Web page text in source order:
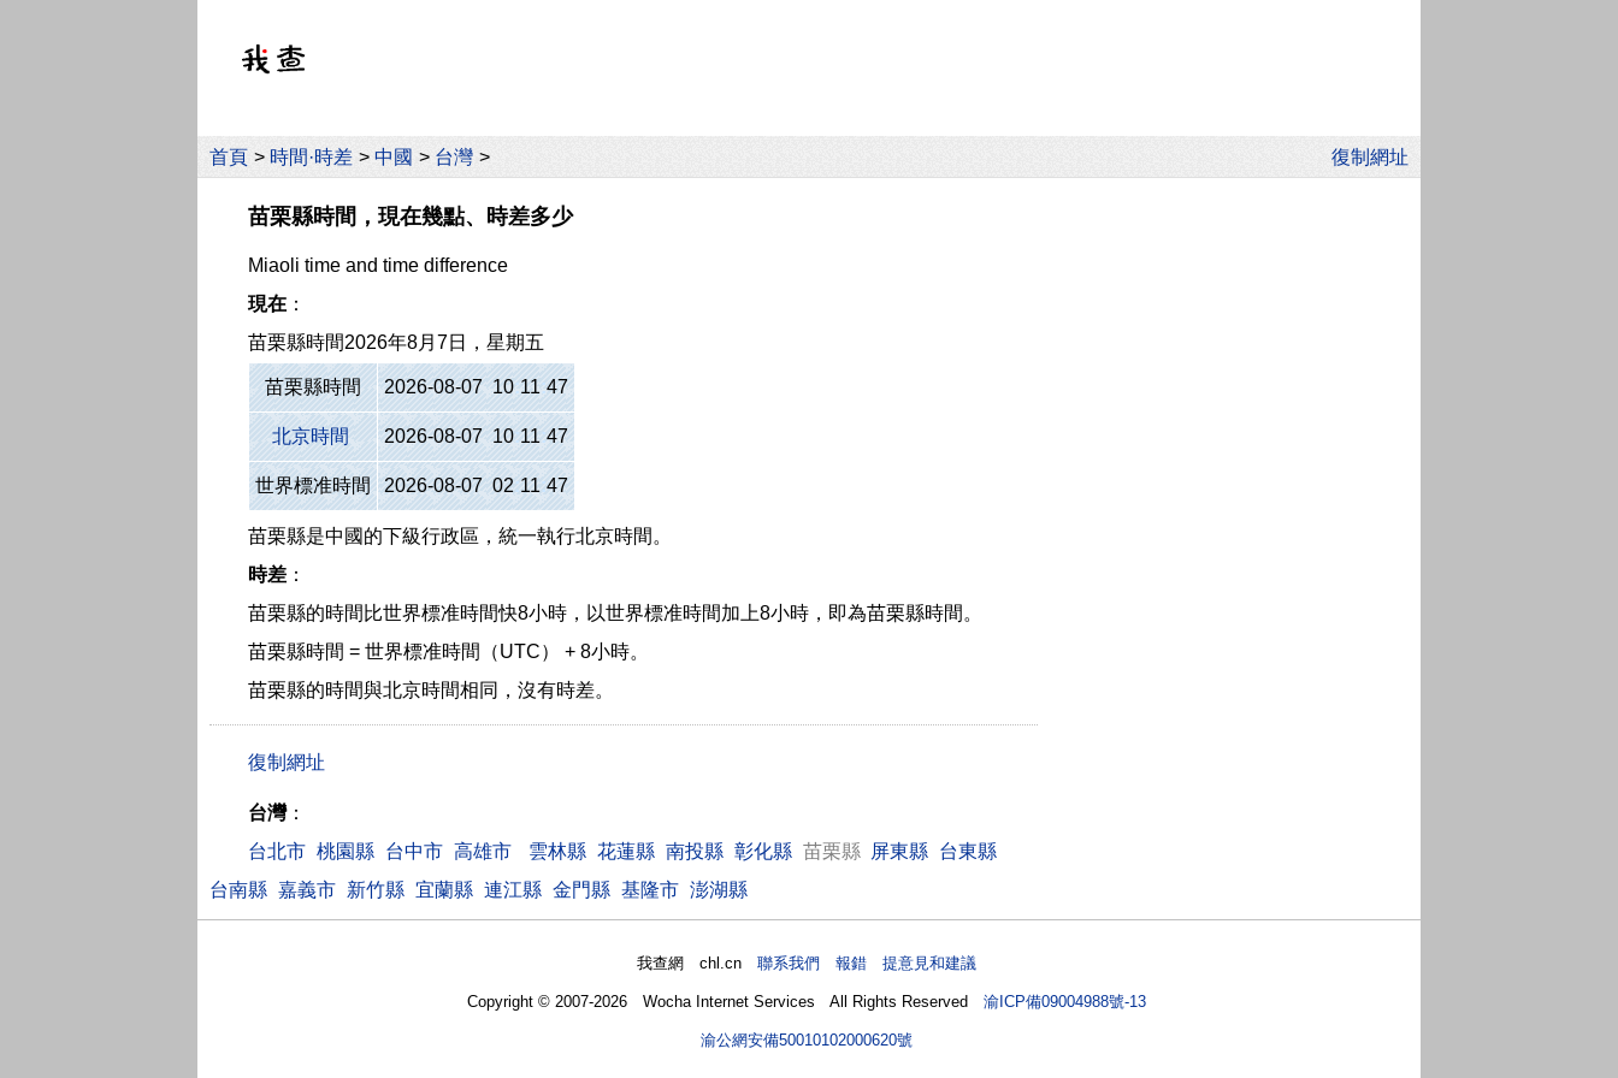
首頁 > 時間·時差 > 中國 > 台灣 >
苗栗縣時間，現在幾點、時差多少
Miaoli time and time difference
現在 ：
苗栗縣時間2026年8月7日，星期五
苗栗縣時間 2026-08-07 10 11 47
北京時間 2026-08-07 10 11 47
世界標准時間 2026-08-07 02 11 47
苗栗縣是中國的下級行政區，統一執行北京時間。
時差 ：
苗栗縣的時間比世界標准時間快8小時，以世界標准時間加上8小時，即為苗栗縣時間。
苗栗縣時間 = 世界標准時間（UTC） + 8小時。
苗栗縣的時間與北京時間相同，沒有時差。
台灣：
台北市 桃園縣 台中市 高雄市 雲林縣 花蓮縣 南投縣 彰化縣 苗栗縣 屏東縣
台東縣
台南縣 嘉義市 新竹縣 宜蘭縣 連江縣 金門縣 基隆市 澎湖縣
我查網 chl.cn聯系我們 報錯 提意見和建議
Copyright © 2007-2026 Wocha Internet Services All Rights Reserved渝ICP備09004988號-13
渝公網安備50010102000620號